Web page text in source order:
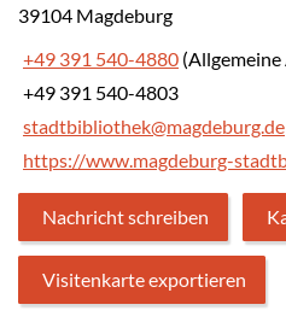
39104 Magdeburg
+49 391 540-4880
+49 391 540-4803
stadtbibliothek@magdeburg.de
https://www.magdeburg-
Nachricht schreiben
Visitenkarte exportieren